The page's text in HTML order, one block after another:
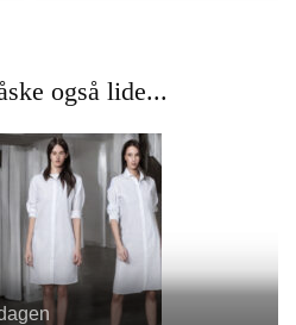
også lide...